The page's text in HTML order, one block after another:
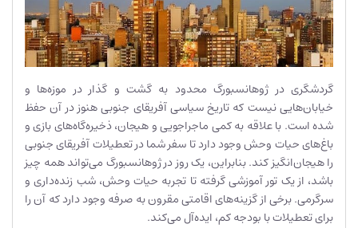
گردشگری در ژوهانسبورگ محدود به گشت و گذار در موزه‌ها و
خیابان‌هایی نیست که تاریخ سیاسی آفریقای جنوبی هنوز در آن حفظ
شده است. با علاقه به کمی ماجراجویی و هیجان، ذخیره‌گاه‌های بازی و
باغ‌های حیات وحش وجود دارد تا سفر شما در تعطیلات آفریقای جنوبی
را هیجان‌انگیز کند. بنابراین، یک روز در ژوهانسبورگ می‌تواند همه چیز
باشد، از یک تور آموزشی گرفته تا تجربه حیات وحش، شب زنده‌داری و
سرگرمی. برخی از گزینه‌های اقامتی مقرون به صرفه وجود دارد که آن را
برای تعطیلات با بودجه کم، ایده‌آل می‌کند.